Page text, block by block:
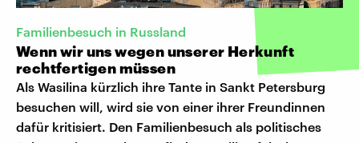
Familienbesuch in Russland
Wenn wir uns wegen unserer Herkunft
rechtfertigen müssen
Als Wasilina kürzlich ihre Tante in Sankt Petersburg
besuchen will, wird sie von einer ihrer Freundinnen
dafür kritisiert. Den Familienbesuch als politisches